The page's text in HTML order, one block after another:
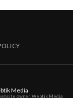
Media
owner. Webtik Media